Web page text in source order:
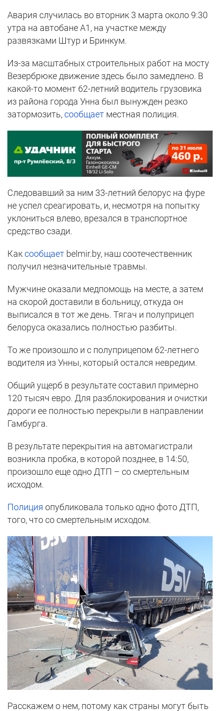
Авария случилась во вторник 3 марта около 9:30
утра на автобане А1, на участке между
развязками Штур и Бринкум.
Из-за масштабных строительных работ на мосту
Везербрюке движение здесь было замедлено. В
какой-то момент 62-летний водитель грузовика
из района города Унна был вынужден резко
затормозить,сообщает местная полиция.
Следовавший за ним 33-летний белорус на фуре
не успел среагировать, и, несмотря на попытку
уклониться влево, врезался в транспортное
средство сзади.
Каксообщает belmir.by, наш соотечественник
получил незначительные травмы.
Мужчине оказали медпомощь на месте, а затем
на скорой доставили в больницу, откуда он
выписался в тот же день. Тягач и полуприцеп
белоруса оказались полностью разбиты.
То же произошло и с полуприцепом 62-летнего
водителя из Унны, который остался невредим.
Общий ущерб в результате составил примерно
120 тысяч евро. Для разблокирования и очистки
дороги ее полностью перекрыли в направлении
Гамбурга.
В результате перекрытия на автомагистрали
возникла пробка, в которой позднее, в 14:50,
произошло еще одно ДТП – со смертельным
исходом.
Полиция опубликовала только одно фото ДТП,
того, что со смертельным исходом.
Расскажем о нем, потому как страны могут быть